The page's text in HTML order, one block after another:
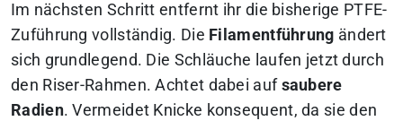
Im nächsten Schritt entfernt ihr die bisherige PTFE-
Zuführung vollständig. Die Filamentführung ändert
sich grundlegend. Die Schläuche laufen jetzt durch
den Riser-Rahmen. Achtet dabei auf saubere
Radien. Vermeidet Knicke konsequent, da sie den